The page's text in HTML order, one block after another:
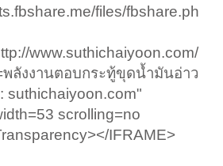
files/fbshare.ph
www.suthichaiyoon.com/
พลังงานตอบกระทู้ขุดน้ำมันอ่าว
suthichaiyoon.com"
scrolling=no
IFRAME>